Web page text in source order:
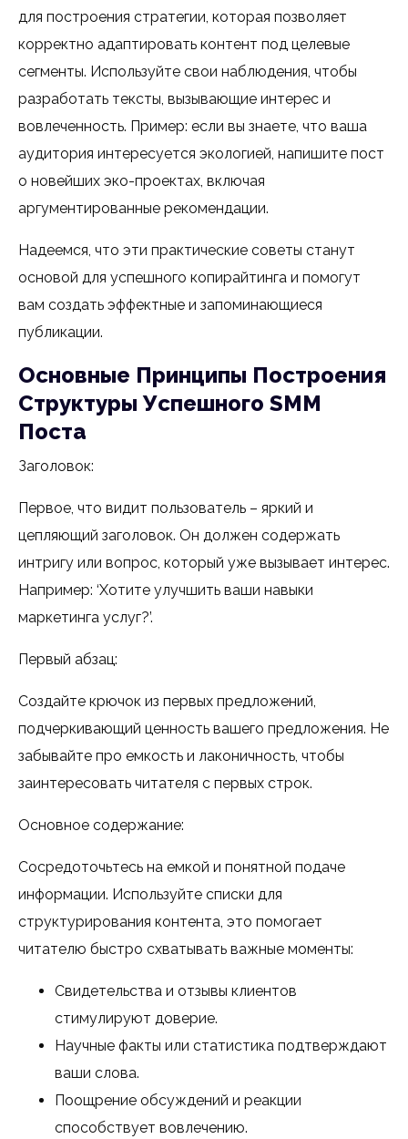
для построения стратегии, которая позволяет
корректно адаптировать контент под целевые
сегменты. Используйте свои наблюдения, чтобы
разработать тексты, вызывающие интерес и
вовлеченность. Пример: если вы знаете, что ваша
аудитория интересуется экологией, напишите пост
о новейших эко-проектах, включая
аргументированные рекомендации.
Надеемся, что эти практические советы станут
основой для успешного копирайтинга и помогут
вам создать эффектные и запоминающиеся
публикации.
Основные Принципы Построения
Структуры Успешного SMM
Поста
Заголовок:
Первое, что видит пользователь – яркий и
цепляющий заголовок. Он должен содержать
интригу или вопрос, который уже вызывает интерес.
Например: ‘Хотите улучшить ваши навыки
маркетинга услуг?’.
Первый абзац:
Создайте крючок из первых предложений,
подчеркивающий ценность вашего предложения. Не
забывайте про емкость и лаконичность, чтобы
заинтересовать читателя с первых строк.
Основное содержание:
Сосредоточьтесь на емкой и понятной подаче
информации. Используйте списки для
структурирования контента, это помогает
читателю быстро схватывать важные моменты:
Свидетельства и отзывы клиентов
стимулируют доверие.
Научные факты или статистика подтверждают
ваши слова.
Поощрение обсуждений и реакции
способствует вовлечению.